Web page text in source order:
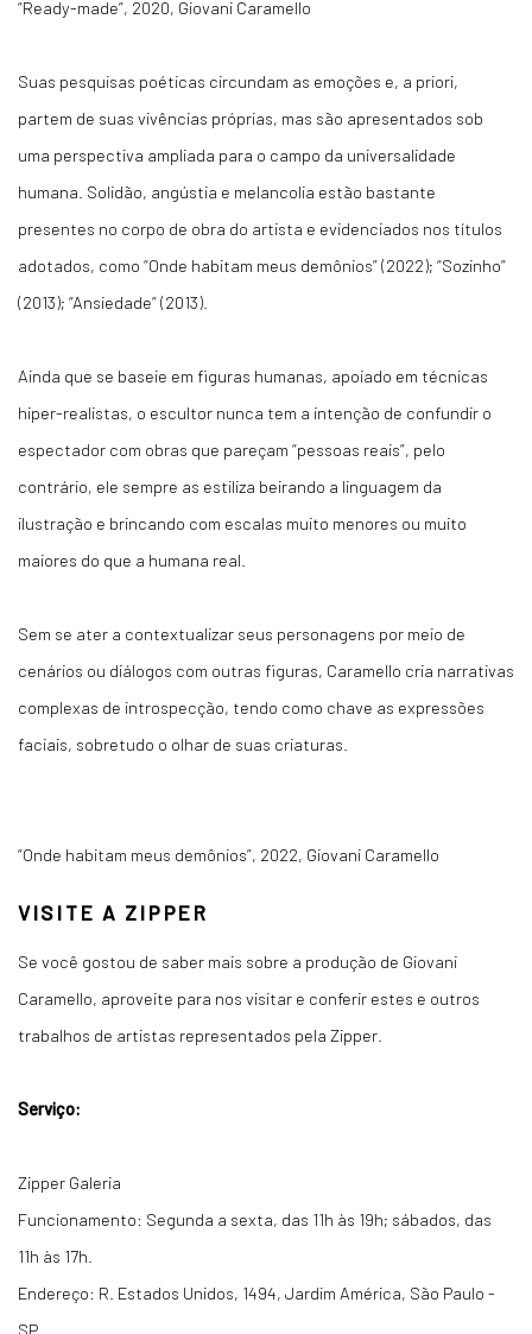
“Ready-made”, 2020, Giovani Caramello
Suas pesquisas poéticas circundam as emoções e, a priori,
partem de suas vivências próprias, mas são apresentados sob
uma perspectiva ampliada para o campo da universalidade
humana. Solidão, angústia e melancolia estão bastante
presentes no corpo de obra do artista e evidenciados nos títulos
adotados, como “Onde habitam meus demônios” (2022); “Sozinho”
(2013); “Ansiedade” (2013).
Ainda que se baseie em figuras humanas, apoiado em técnicas
hiper-realistas, o escultor nunca tem a intenção de confundir o
espectador com obras que pareçam “pessoas reais”, pelo
contrário, ele sempre as estiliza beirando a linguagem da
ilustração e brincando com escalas muito menores ou muito
maiores do que a humana real.
Sem se ater a contextualizar seus personagens por meio de
cenários ou diálogos com outras figuras, Caramello cria narrativas
complexas de introspecção, tendo como chave as expressões
faciais, sobretudo o olhar de suas criaturas.
“Onde habitam meus demônios”, 2022, Giovani Caramello
VISITE A ZIPPER
Se você gostou de saber mais sobre a produção de Giovani
Caramello, aproveite para nos visitar e conferir estes e outros
trabalhos de artistas representados pela Zipper.
Serviço:
Zipper Galeria
Funcionamento: Segunda a sexta, das 11h às 19h; sábados, das
11h às 17h.
Endereço: R. Estados Unidos, 1494, Jardim América, São Paulo -
SP